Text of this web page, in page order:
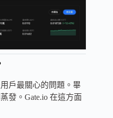
戶最關心的問題。畢
發。Gate.io 在這方面